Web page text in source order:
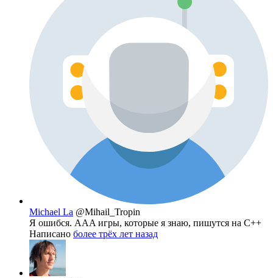
Michael La @Mihail_Tropin
Я ошибся. AAA игры, которые я знаю, пишутся на C++
Написано более трёх лет назад